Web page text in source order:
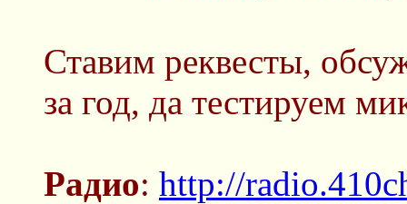
Ставим реквесты,
за год, да тестируем
Радио: http://